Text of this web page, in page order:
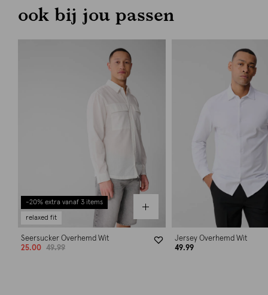
ook bij jou passen
-20% extra vanaf 3 items
relaxed fit
Seersucker Overhemd Wit
25.00
49.99
Jersey Overhemd Wit
49.99